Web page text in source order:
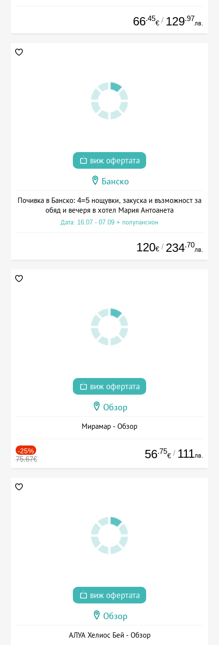
66.45
€ / 129.97
лв.
виж офертата
Банско
Почивка в Банско: 4=5 нощувки, закуска и възможност за
обяд и вечеря в хотел Мария Антоанета
Дата: 16.07 - 07.09 + полупансион
120€ / 234.70
лв.
виж офертата
Обзор
Мирамар - Обзор
-25%
75.67€ 56.75
€ / 111лв.
виж офертата
Обзор
АЛУА Хелиос Бей - Обзор